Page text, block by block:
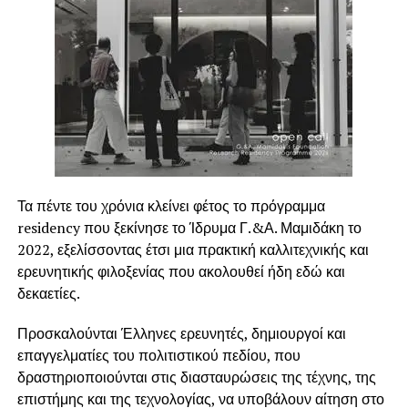
προκατάληψη, ότι δηλ. δεν μπορεί να ανταποκριθεί στις
απαιτήσεις του εργοδότη ή του προϊσταμένου του, ότι
ίσως δεν θα του δοθούν οι ευκαιρίες για προσωπική
ανέλιξη στην ιεραρχία, ή διακατέχεται από διαρκή φόβο
πλήρους αποτυχίας και απόρριψης.
Ποια είναι τα κίνητρα :
Η διαδικασία παραχώρησης κινήτρων για την
αποτελεσματικότερη απόδοση και την ταχύτατη
προσαρμογή των νέων στελεχών εγκυμονεί κινδύνους
και αρκετές φορές προκαλεί αδιέξοδα στην ίδια την
επιχείρηση.
Πρώτον
εργαζόμενου δεν ταυτίζονται με του στόχους του
επιχειρηματία
Δεύτερονγιατί το αναμενόμενο αποτέλεσμα
Τα πέντε του χρόνια κλείνει φέτος το πρόγραμμα
residency που ξεκίνησε το Ίδρυμα Γ.&Α. Μαμιδάκη το
2022, εξελίσσοντας έτσι μια πρακτική καλλιτεχνικής και
ερευνητικής φιλοξενίας που ακολουθεί ήδη εδώ και
δεκαετίες.
Προσκαλούνται Έλληνες ερευνητές, δημιουργοί και
επαγγελματίες του πολιτιστικού πεδίου, που
δραστηριοποιούνται στις διασταυρώσεις της τέχνης, της
επιστήμης και της τεχνολογίας, να υποβάλουν αίτηση στο